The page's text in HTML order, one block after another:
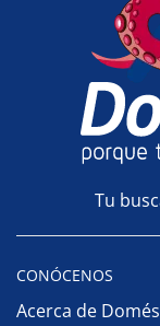
Tu
CONÓCENOS
Acerca de